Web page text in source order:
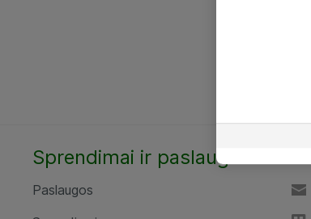
Sprendimai ir paslaugos
Paslaugos